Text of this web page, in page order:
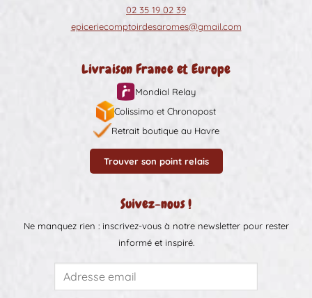
02 35 19 02 39
epiceriecomptoirdesaromes@gmail.com
Livraison France et Europe
Mondial Relay
Colissimo et Chronopost
Retrait boutique au Havre
Trouver son point relais
Suivez-nous !
Ne manquez rien : inscrivez-vous à notre newsletter pour rester
informé et inspiré.